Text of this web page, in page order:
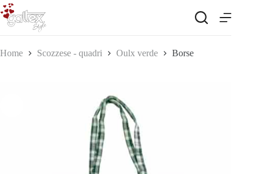
Salta
al
contenuto
Home Scozzese - quadri Oulx verde Borse